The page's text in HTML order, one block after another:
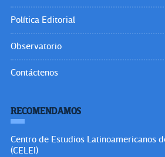
Política Editorial
Observatorio
Contáctenos
RECOMENDAMOS
Centro de Estudios Latinoamericanos
(CELEI)